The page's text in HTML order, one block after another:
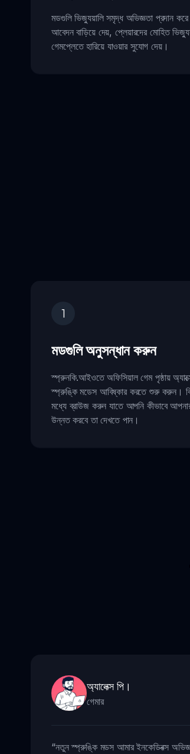
মডগুলি ভিজ্যুয়ালি সমৃদ্ধ অভিজ্ঞতা প্রদান করে
আবেদন বাড়িয়ে দেয়, প্লেয়ারদের মোহিত
গেমপ্লেতে হারিয়ে যাওয়ার সুযোগ দেয়।
1
মডগুলি অনুসন্ধান করুন
স্প্রুনকি.আইওতে অফিসিয়াল গেম পৃষ্ঠায়
স্প্রুঙ্কি মডেস আবিষ্কার করতে শুরু করুন।
মধ্যে ব্রাউজ করুন যাতে আপনি কীভাবে
উন্নত করবে তা দেখতে পান।
অ্যালেক্স পি।
গেমার
“নতুন স্প্রুঙ্কি মডস আমার ইনকেডিবক্স